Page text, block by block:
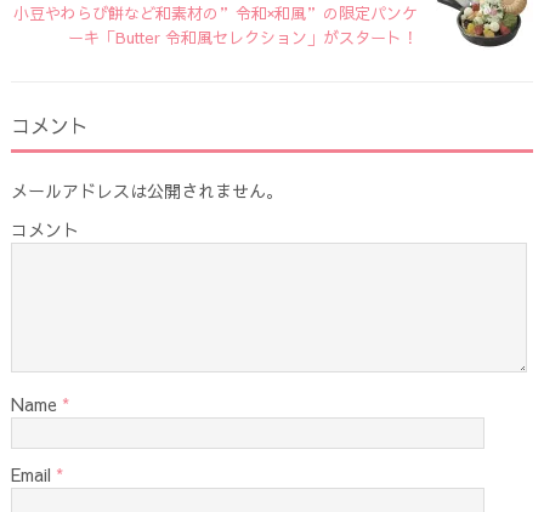
小豆やわらび餅など和素材の”令和×和風”の限定パンケ
ーキ「Butter 令和風セレクション」がスタート！
コメント
メールアドレスは公開されません。
コメント
Name *
Email *